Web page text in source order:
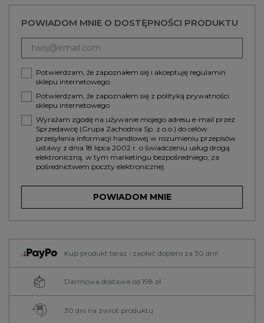
POWIADOM MNIE O DOSTĘPNOŚCI PRODUKTU
Potwierdzam, że zapoznałem się i akceptuję regulamin
sklepu internetowego.
Potwierdzam, że zapoznałem się z polityką prywatności
sklepu internetowego
Wyrażam zgodę na używanie mojego adresu e-mail przez
Sprzedawcę (Grupa Zachodnia Sp. z o.o.) do celów
przesyłania informacji handlowej w rozumieniu przepisów
ustawy z dnia 18 lipca 2002 r. o świadczeniu usług drogą
elektroniczną, w tym marketingu bezpośredniego, za
pośrednictwem poczty elektronicznej.
POWIADOM MNIE
Kup produkt teraz i zapłać dopiero za 30 dni!
Darmowa dostawa od 198 zł
30 dni na zwrot produktu